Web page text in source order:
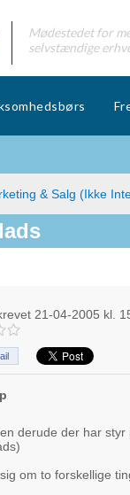
Mødestedet for
selvstændige
& Salg (Ikke
21-04-2005 kl.
derude der har
om to forskellige